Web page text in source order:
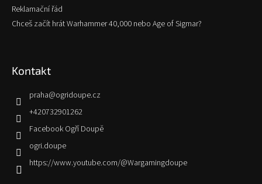
Reklamační řád
Chceš začít hrát Warhammer 40,000 nebo Age of Sigmar?
Kontakt
praha@ogridoupe.cz
+420732901262
Facebook Ogří Doupě
ogri.doupe
https://www.youtube.com/@Wargamingdoupe